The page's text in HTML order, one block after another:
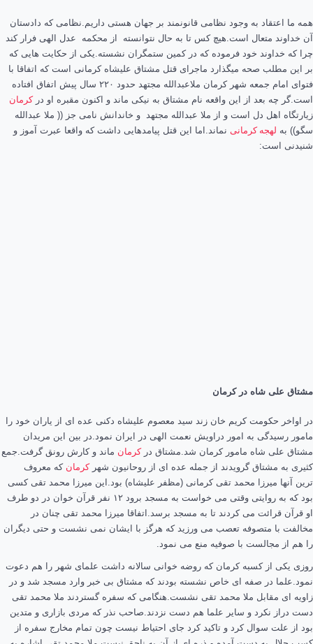
همه ما اعتقاد به وجود نظامی قانونمند بر جهان هستی داریم.نظامی که دادستان
آن خداوند متعال است.هیچ کس تا به حال نتوانسته از محکمه عدل الهی فرار کند
چرا که خداوند خود فرموده که در کمین ستمگران نشسته.یکی از حکایت هایی که
بر این مطلب صحه میگذارد ماجرای قتل مشتاق علیشاه کرمانی است که اتفاقا با
فتوای امام جمعه شهر کرمان ملاعبدالله مجتهد حدود ۲۲۰ سال پیش اتفاق افتاده
است.گر چه بعد از این واقعه نام مشتاق به نیکی ماند و اکنون مقبره او درکرمان
زیارتگاه اهل دل است و از ملا عبدالله مجتهد و خاندانش نامی جز (( ملا عبدالله
سگو)) به لهجه کرمانی نماند.اما این قتل پیامدهایی داشت که واقعا عبرت آموز و
شنیدنی است:
مشتاق علی شاه در کرمان
در اواخر حکومت کریم خان زند سید معصوم علیشاه دکنی عده ای از یاران خود را
مامور رسیدگی به امور دراویش نعمت الهی در ایران نمود.در بین این مریدان
مشتاق علی شاه مامور کرمان شد.مشتاق درکرمان ماند و کارش رونق گرفت.جمع
کثیری به مشتاق گرویدند از جمله عده ای از روحانیون شهرکرمان که معروف
ترین آنها میرزا محمد تقی کرمانی (مظفر علیشاه) بود.این میرزا محمد تقی کسی
بود که به روایتی وقتی می خواست به مسجد برود ۱۲ نفر قرآن خوان در دو طرف
او قرآن قرائت می کردند تا به مسجد برسد.اتفاقا میرزا محمد تقی چنان در
مخالفت با متصوفه تعصب می ورزید که هرگز با ایشان نمی نشست و حتی دیگران
را هم از مجالست با صوفیه منع می نمود.
روزی یکی از کسبه کرمان که روضه خوانی سالانه داشت علمای شهر را هم دعوت
نمود.علما در صفه ای خاص نشسته بودند که مشتاق بی خبر وارد مسجد شد و در
زاویه ای مقابل ملا محمد تقی نشست.هنگامی که سفره گستردند ملا محمد تقی
دست دراز نکرد و سایر علما هم دست نزدند.صاحب نذر که مردی بازاری و متدین
بود از علت سوال کرد و تاکید کرد جای احتیاط نیست چون تمام مخارج سفره از